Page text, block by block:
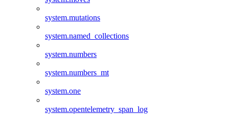
system.mutations
system.named_collections
system.numbers
system.numbers_mt
system.one
system.opentelemetry_span_log